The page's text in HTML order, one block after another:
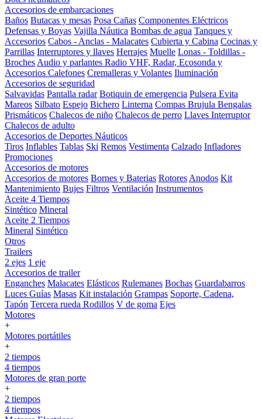
Accesorios de embarcaciones
Baños Butacas y mesas Posa Cañas Componentes Eléctricos
Defensas y Boyas Vajilla Náutica Bombas de agua Tanques y
Accesorios Cabos - Anclas - Malacates Cubierta y Cabina Cocinas y
Parrillas Interruptores y llaves Herrajes Muelle Lonas - Toldillas -
Broches Audio y parlantes Radio VHF, Radar, Ecosonda y
Accesorios Calefones Cremalleras y Volantes Iluminación
Accesorios de seguridad
Salvavidas Pantalla radar Botiquin de emergencia Pulsera Evita
Mareos Silbato Espejo Bichero Linterna Compas Brujula Bengalas
Prismáticos Chalecos de niño Chalecos de perro Llaves Interruptor
Chalecos de adulto
Accesorios de Deportes Náuticos
Tiros Inflables Tablas Ski Remos Vestimenta Calzado Infladores
Promociones
Accesorios de motores
Accesorios de motores Bornes y Baterias Rotores Anodos Kit
Mantenimiento Bujes Filtros Ventilación Instrumentos
Aceite 4 Tiempos
Sintético Mineral
Aceite 2 Tiempos
Mineral Sintético
Otros
Trailers
2 ejes 1 eje
Accesorios de trailer
Enganches Malacates Elásticos Rulemanes Bochas Guardabarros
Luces Guías Masas Kit instalación Grampas Soporte, Cadena,
Tapón Tercera rueda Rodillos V de goma Ejes
Motores
+
Motores portátiles
+
2 tiempos
4 tiempos
Motores de gran porte
+
2 tiempos
4 tiempos